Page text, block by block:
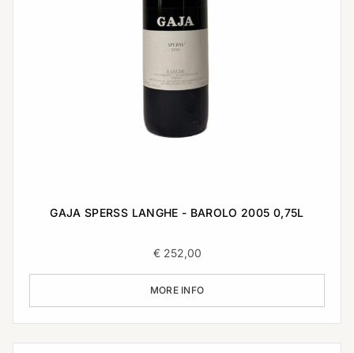
GAJA SPERSS LANGHE - BAROLO 2005 0,75L
€252,00
MORE INFO